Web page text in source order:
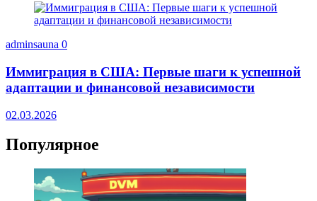
adminsauna 0
Иммиграция в США: Первые шаги к успешной
адаптации и финансовой независимости
02.03.2026
Популярное